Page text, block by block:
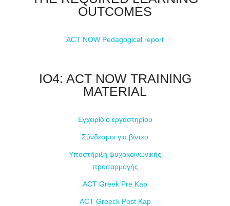
OUTCOMES
ACT NOW Pedagogical report
IO4: ACT NOW TRAINING
MATERIAL
Εγχειρίδιο εργαστηρίου
Σύνδεσμοι για βίντεο
Υποστήριξη ψυχοκοινωνικής
προσαρμογής
ACT Greek Pre Kap
ACT Greeck Post Kap